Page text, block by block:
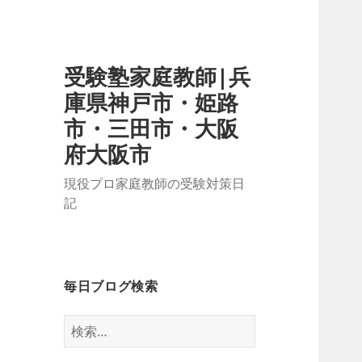
受験塾家庭教師|兵
庫県神戸市・姫路
市・三田市・大阪
府大阪市
現役プロ家庭教師の受験対策日
記
毎日ブログ検索
検
索: